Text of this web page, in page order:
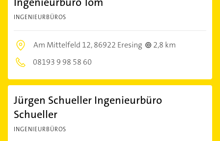
INGENIEURBÜROS
Am Mittelfeld 12,86922 Eresing
2,8 km
08193 9 98 58 60
Jürgen Schueller Ingenieurbüro
Schueller
INGENIEURBÜROS